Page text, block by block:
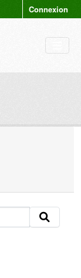
Connexion